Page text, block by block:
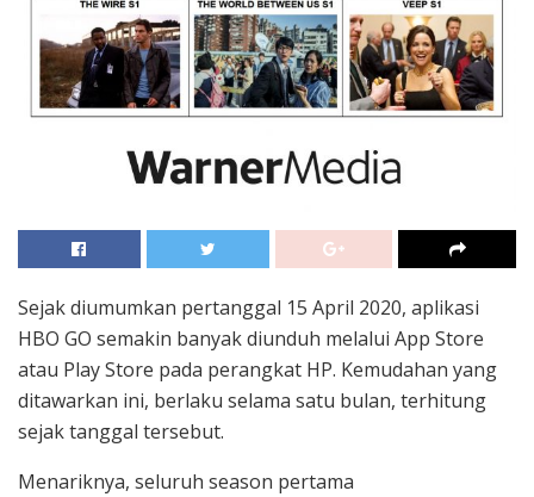
Sejak diumumkan pertanggal 15 April 2020, aplikasi
HBO GO semakin banyak diunduh melalui App Store
atau Play Store pada perangkat HP. Kemudahan yang
ditawarkan ini, berlaku selama satu bulan, terhitung
sejak tanggal tersebut.
Menariknya, seluruh season pertama